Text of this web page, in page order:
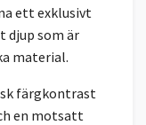
ett exklusivt
djup som är
material.
färgkontrast
en motsatt